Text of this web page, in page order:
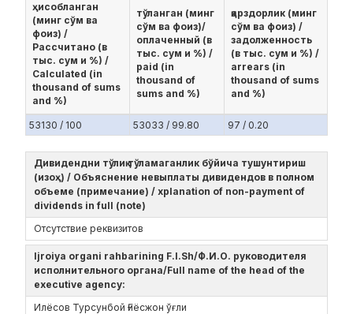
ҳисобланган
(минг сўм ва
фоиз) /
Рассчитано (в
тыс. сум и %) /
Calculated (in
thousand of sums
and %)
тўланган (минг
сўм ва фоиз)/
оплаченный (в
тыс. сум и %) /
paid (in
thousand of
sums and %)
қарздорлик (минг
сўм ва фоиз) /
задолженность
(в тыс. сум и %) /
arrears (in
thousand of sums
and %)
53130 / 100 53033 / 99.80 97 / 0.20
Дивидендни тўлиқ тўламаганлик бўйича тушунтириш
(изоҳ) / Объяснение невыплаты дивидендов в полном
объеме (примечание) / xplanation of non-payment of
dividends in full (note)
Отсутствие реквизитов
Ijroiya organi rahbarining F.I.Sh/Ф.И.О. руководителя
исполнительного органа/Full name of the head of the
executive agency:
Илёсов Турсунбой Ғиёсжон ўғли